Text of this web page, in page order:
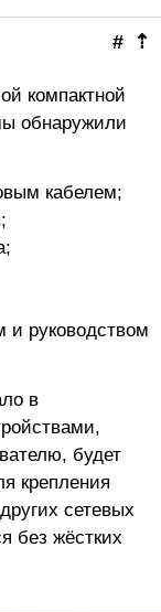
⇡
#
компактной
обнаружили
кабелем;
и руководством
в
будет
крепления
сетевых
без жёстких